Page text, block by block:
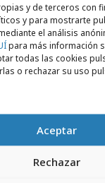
y de terceros con
y para mostrarte
el análisis
para más información
todas las cookies
o rechazar su uso
Aceptar
Rechazar
Head of SEOen
ha
en el
no es
sirve para nada
de este
funciona el
y aplicarlo